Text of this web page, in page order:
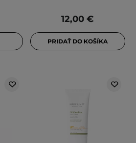
12,00 €
PRIDAŤ DO KOŠÍKA